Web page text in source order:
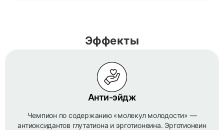
Эффекты
Анти-эйдж
Чемпион по содержанию «молекул молодости» —
антиоксидантов глутатиона и эрготионеина. Эрготионеин